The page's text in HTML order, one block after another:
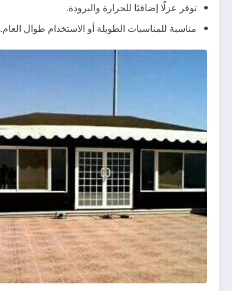
توفر عزلًا إضافيًا للحرارة والبرودة.
مناسبة للمناسبات الطويلة أو الاستخدام طوال العام.